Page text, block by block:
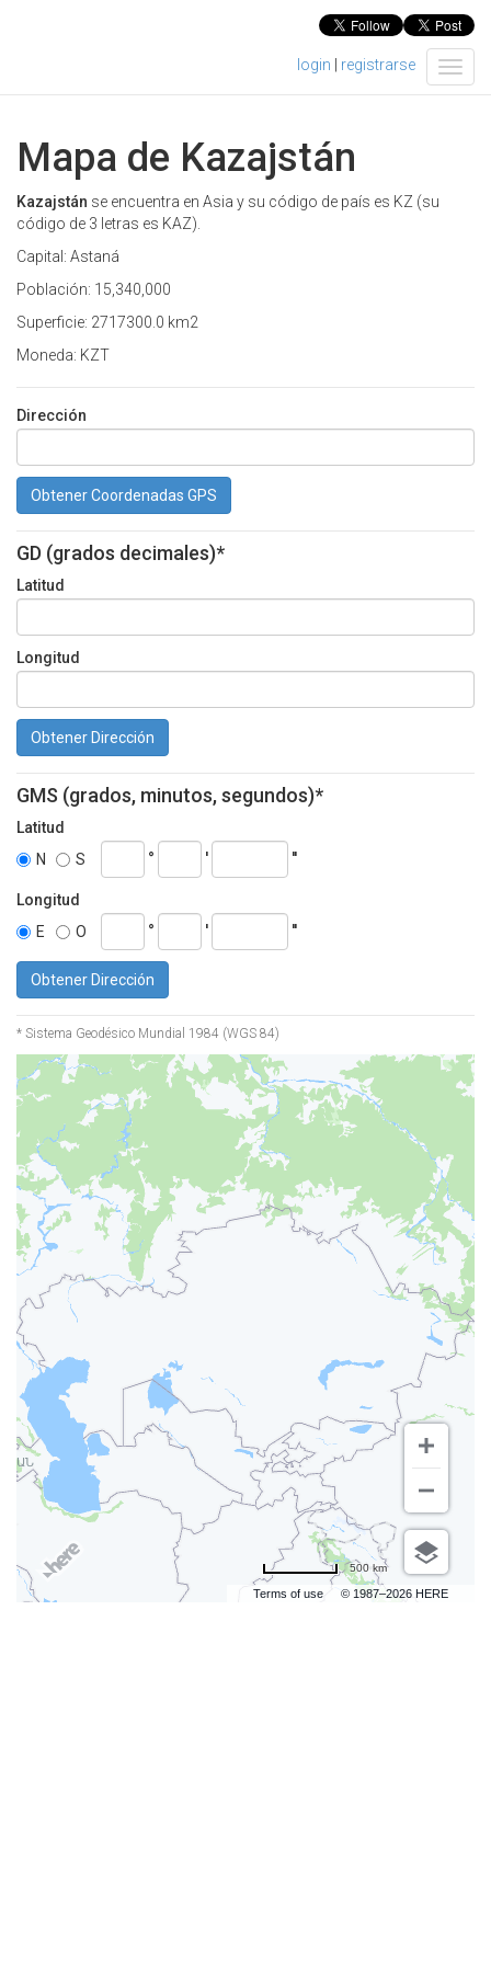
T
o
login registrarse
Mapa de Kazajstán
Kazajstán se encuentra en Asia y su código de país es KZ (su
código de 3 letras es KAZ).
Capital: Astaná
Población: 15,340,000
Superficie: 2717300.0 km2
Moneda: KZT
Dirección
Obtener Coordenadas GPS
GD (grados decimales)*
Latitud
Longitud
Obtener Dirección
GMS (grados, minutos, segundos)*
Latitud
N
S ° ' ''
Longitud
E
O ° ' ''
Obtener Dirección
* Sistema Geodésico Mundial 1984 (WGS 84)
Terms of use © 1987–2026 HERE
500 km